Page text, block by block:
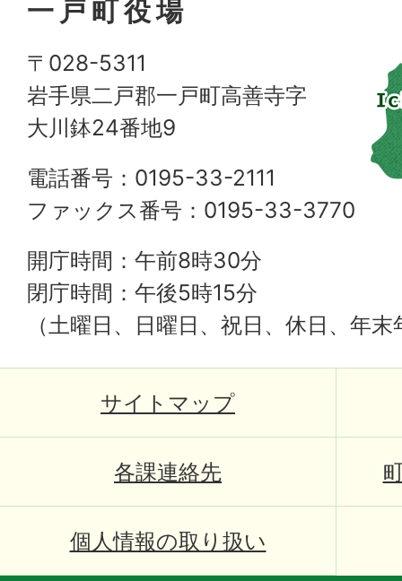
一戸町役場
〒028-5311
岩手県二戸郡一戸町高善寺字
大川鉢24番地9
電話番号：0195-33-2111
ファックス番号：0195-33-3770
開庁時間：午前8時30分
閉庁時間：午後5時15分
（土曜日、日曜日、祝日、休日、年
サイトマップ
各課連絡先
個人情報の取り扱い